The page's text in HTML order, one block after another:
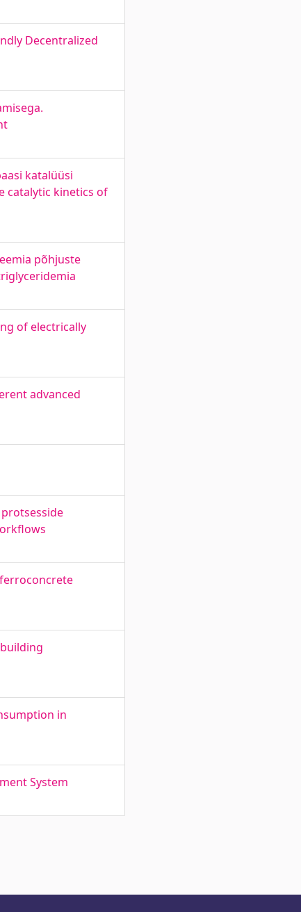
Decentralized
katalüüsi
catalytic kinetics of
põhjuste
of electrically
advanced
in
System